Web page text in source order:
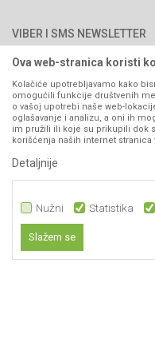
Kontakt
Pravo na odustajanje
Reklamacije
Povraćaj sredstava
Zamjena artikala
Plaćanje karticama
VIBER I SMS NEWSLETTER
PRATITE NAS
Ova web-stranica koristi
Kolačiće upotrebljavamo kako
omogućili funkcije društvenih
o vašoj upotrebi naše web-
oglašavanje i analizu, a oni ih
im pružili ili koje su prikupili dok
korišćenja naših internet stranica
Detaljnije
Nužni Statistika
Slažem se